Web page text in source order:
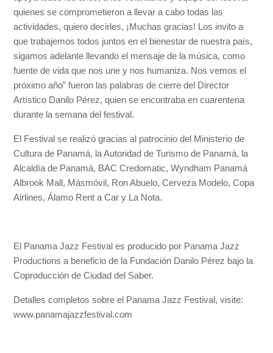
quienes se comprometieron a llevar a cabo todas las
actividades, quiero decirles, ¡Muchas gracias! Los invito a
que trabajemos todos juntos en el bienestar de nuestra país,
sigamos adelante llevando el mensaje de la música, como
fuente de vida que nos une y nos humaniza. Nos vemos el
próximo año” fueron las palabras de cierre del Director
Artístico Danilo Pérez, quien se encontraba en cuarentena
durante la semana del festival.
El Festival se realizó gracias al patrocinio del Ministerio de
Cultura de Panamá, la Autoridad de Turismo de Panamá, la
Alcaldía de Panamá, BAC Credomatic, Wyndham Panamá
Albrook Mall, Másmóvil, Ron Abuelo, Cerveza Modelo, Copa
Airlines, Álamo Rent a Car y La Nota.
El Panama Jazz Festival es producido por Panama Jazz
Productions a beneficio de la Fundación Danilo Pérez bajo la
Coproducción de Ciudad del Saber.
Detalles completos sobre el Panama Jazz Festival, visite:
www.panamajazzfestival.com